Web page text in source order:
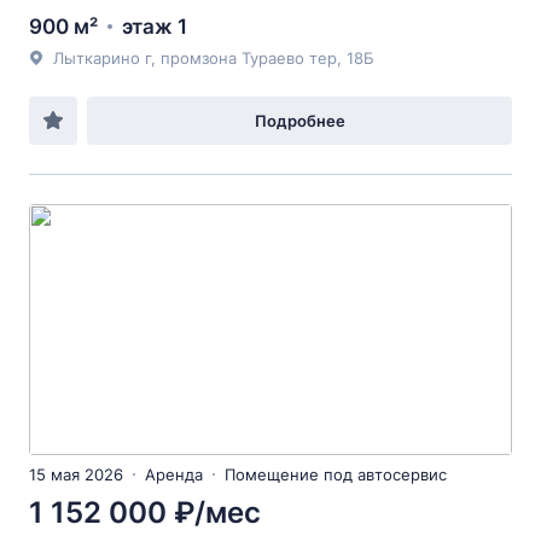
900 м² этаж 1
Лыткарино г, промзона Тураево тер, 18Б
Подробнее
15 мая 2026 Аренда Помещение под автосервис
1 152 000 ₽/мес